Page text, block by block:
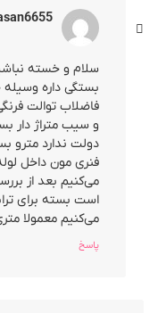
hasan6655
سلام و خسته
بستگی داره وسیله
فاضلاب توالت
و سیب متراژ دار
دولت ندارد مترو
فنری مون داخل
می‌کنیم بعد از
است بسته برای
می‌کنیم معمولا متری ما ۸۰ هزار تومان کار
پاسخ